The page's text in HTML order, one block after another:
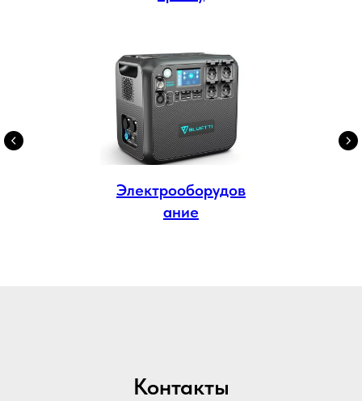
Электрооборудов
ание
Контакты